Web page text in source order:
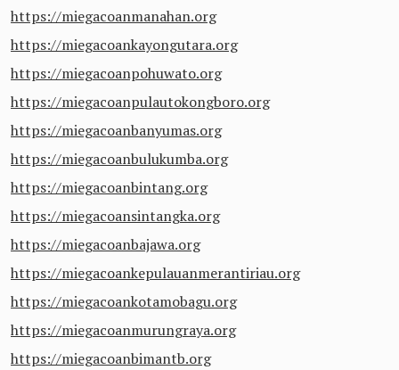
https://miegacoanmanahan.org
https://miegacoankayongutara.org
https://miegacoanpohuwato.org
https://miegacoanpulautokongboro.org
https://miegacoanbanyumas.org
https://miegacoanbulukumba.org
https://miegacoanbintang.org
https://miegacoansintangka.org
https://miegacoanbajawa.org
https://miegacoankepulauanmerantiriau.org
https://miegacoankotamobagu.org
https://miegacoanmurungraya.org
https://miegacoanbimantb.org